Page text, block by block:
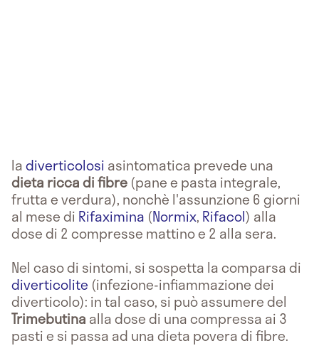
ladiverticolosi asintomatica prevede una
dieta ricca di fibre (pane e pasta integrale,
frutta e verdura), nonchè l'assunzione 6 giorni
al mese di Rifaximina (Normix, Rifacol) alla
dose di 2 compresse mattino e 2 alla sera.
Nel caso di sintomi, si sospetta la comparsa di
diverticolite (infezione-infiammazione dei
diverticolo): in tal caso, si può assumere del
Trimebutina alla dose di una compressa ai 3
pasti e si passa ad una dieta povera di fibre.